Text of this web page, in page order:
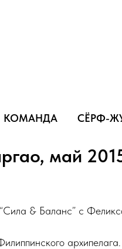
КОМАНДА СЁРФ-
май
& Баланс” с
архипелага.